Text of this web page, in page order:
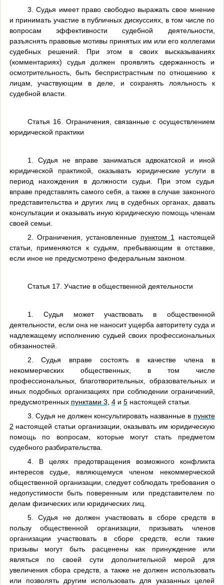
3. Судья имеет право свободно выражать свое мнение
и принимать участие в публичных дискуссиях, в том числе по
вопросам эффективности судебной деятельности,
разъяснять правовые мотивы принятых им или его коллегами
судебных решений. При этом в своих высказываниях
(комментариях) судья должен проявлять сдержанность и
осмотрительность, быть беспристрастным по отношению к
лицам, участвующим в деле, и сохранять лояльность к
судебной власти.
Статья 16. Ограничения, связанные с осуществлением
юридической практики
1. Судья не вправе заниматься адвокатской и иной
юридической практикой, оказывать юридические услуги в
период нахождения в должности судьи. При этом судья
вправе представлять самого себя, а также в случае законного
представительства и других лиц в судебных органах, давать
консультации и оказывать иную юридическую помощь членам
своей семьи.
2. Ограничения, установленные пунктом 1
настоящей
статьи, применяются к судьям, пребывающим в отставке,
если иное не предусмотрено федеральным законом.
Статья 17. Участие в общественной деятельности
1. Судья может участвовать в общественной
деятельности, если она не наносит ущерба авторитету суда и
надлежащему исполнению судьей своих профессиональных
обязанностей.
2. Судья вправе состоять в качестве члена в
некоммерческих общественных, в том числе
профессиональных, благотворительных, образовательных и
иных подобных организациях при соблюдении ограничений,
предусмотренных пунктами 3 4и 5настоящей статьи.
3. Судья не должен консультировать названные в пункте
2 настоящей статьи организации, оказывать им юридическую
помощь по вопросам, которые могут стать предметом
судебного разбирательства.
4. В целях предотвращения возможного конфликта
интересов судье, являющемуся членом некоммерческой
общественной организации, следует соблюдать требования о
недопустимости быть поверенным или представителем по
делам физических или юридических лиц.
5. Судья не должен участвовать в сборе средств в
пользу общественной организации, призывать членов
организации участвовать в сборе средств, если такие
призывы могут быть расценены как принуждение или
являться по своей сути дополнительной мерой для
увеличения сбора средств, а также не должен использовать
или позволять другим использовать для указанных целей